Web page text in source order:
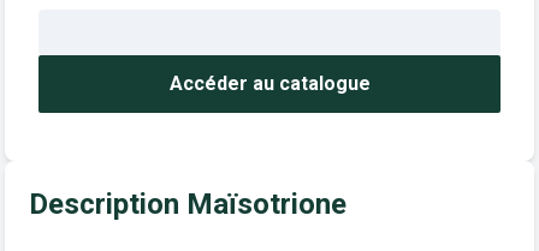
Accéder au catalogue
Description Maïsotrione